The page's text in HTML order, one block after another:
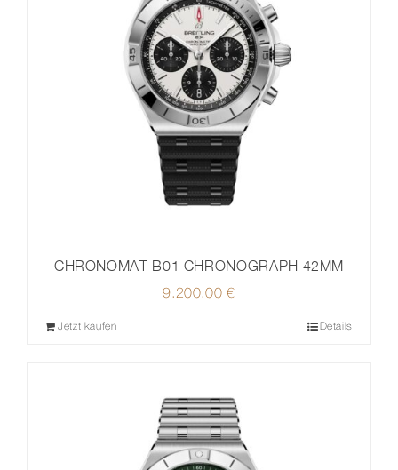
CHRONOMAT B01 CHRONOGRAPH 42MM
9.200,00€
Jetzt kaufen Details